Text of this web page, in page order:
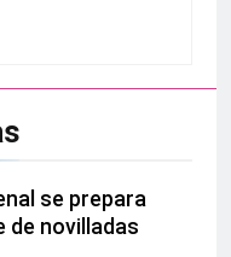
se prepara
de novilladas